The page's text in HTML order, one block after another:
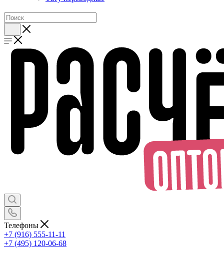
Телефоны
+7 (916) 555-11-11
+7 (495) 120-06-68